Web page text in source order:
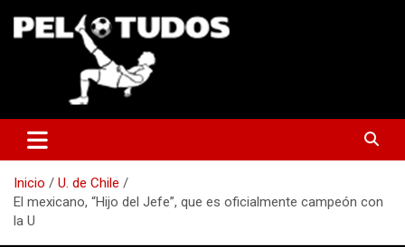
Inicio
U. de Chile
El mexicano, “Hijo del Jefe”, que es oficialmente campeón con
la U